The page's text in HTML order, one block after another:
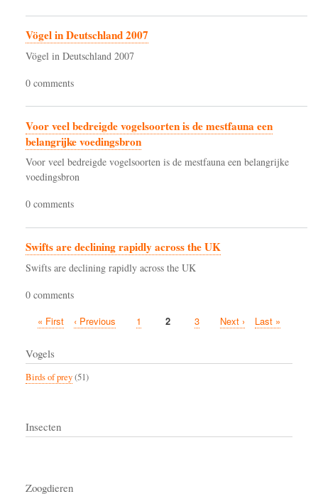
Vögel in Deutschland 2007
Vögel in Deutschland 2007
0 comments
Voor veel bedreigde vogelsoorten is de mestfauna een
belangrijke voedingsbron
Voor veel bedreigde vogelsoorten is de mestfauna een belangrijke
voedingsbron
0 comments
Swifts are declining rapidly across the UK
Swifts are declining rapidly across the UK
0 comments
Pagination
First
« First
Previous
‹ Previous Page
1
Current
2 Page
3
Next
Next ›
Last
Last »
Vogels
Birds of prey(51)
Insecten
Zoogdieren